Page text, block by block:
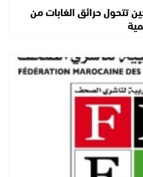
تتحول حرائق الغابات من